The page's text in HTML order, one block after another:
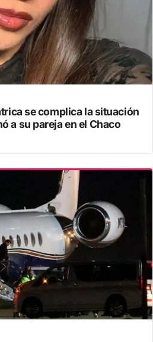
se complica la situación
a su pareja en el Chaco